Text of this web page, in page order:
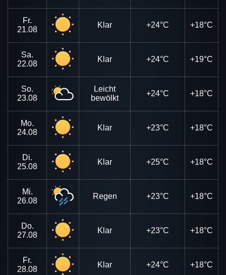
Fr.
21.08
Klar +24°C +18°C
Sa.
22.08
Klar +24°C +19°C
So.
23.08
Leicht
bewölkt
+24°C +18°C
Mo.
24.08
Klar +23°C +18°C
Di.
25.08
Klar +25°C +18°C
Mi.
26.08
Regen +23°C +18°C
Do.
27.08
Klar +23°C +18°C
Fr.
28.08
Klar +24°C +18°C